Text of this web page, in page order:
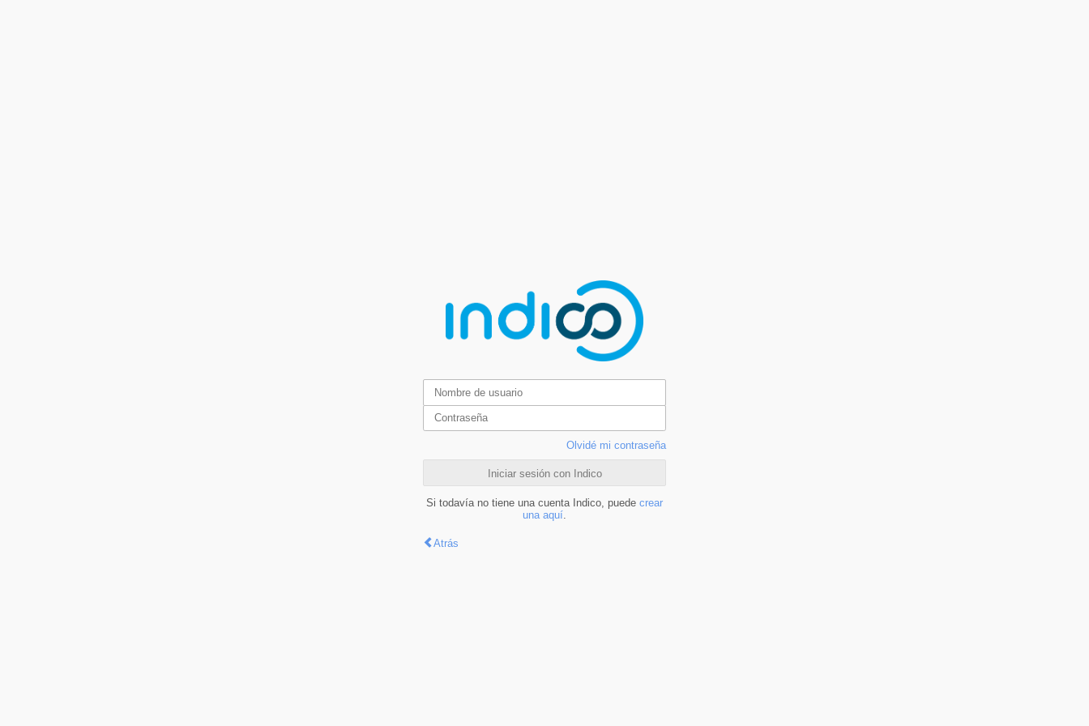
Olvidé mi contraseña
Iniciar sesión con Indico
Si todavía no tiene una cuenta Indico, puede crear
una aquí
Atrás